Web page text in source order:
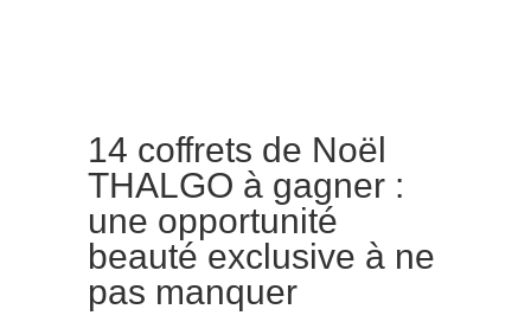
14 coffrets de Noël
THALGO à gagner :
une opportunité
beauté exclusive à ne
pas manquer